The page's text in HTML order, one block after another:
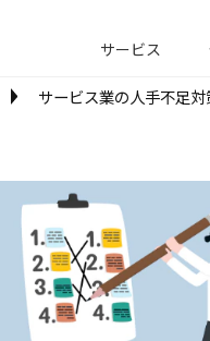
サービス
サービス業の人手不足対